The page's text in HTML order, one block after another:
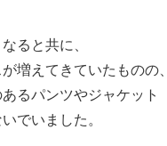
ると共に、
増えてきていたものの、
るパンツやジャケット
でいました。